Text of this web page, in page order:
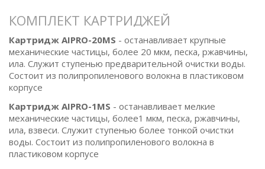
КОМПЛЕКТ КАРТРИДЖЕЙ
Картридж AIPRO-20MS - останавливает крупные
механические частицы, более 20 мкм, песка, ржавчины,
ила. Служит ступенью предварительной очистки воды.
Состоит из полипропиленового волокна в пластиковом
корпусе
Картридж AIPRO-1MS - останавливает мелкие
механические частицы, более1 мкм, песка, ржавчины,
ила, взвеси. Служит ступенью более тонкой очистки
воды. Состоит из полипропиленового волокна в
пластиковом корпусе